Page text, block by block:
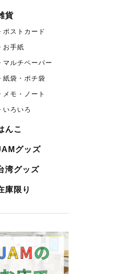
貨
ポストカード
お手紙
マルチペーパー
紙袋・ポチ袋
メモ・ノート
いろいろ
んこ
グッズ
湾グッズ
庫限り